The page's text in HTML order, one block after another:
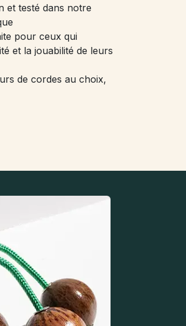
et testé dans notre
pour ceux qui
et la jouabilité de leurs
de cordes au choix,